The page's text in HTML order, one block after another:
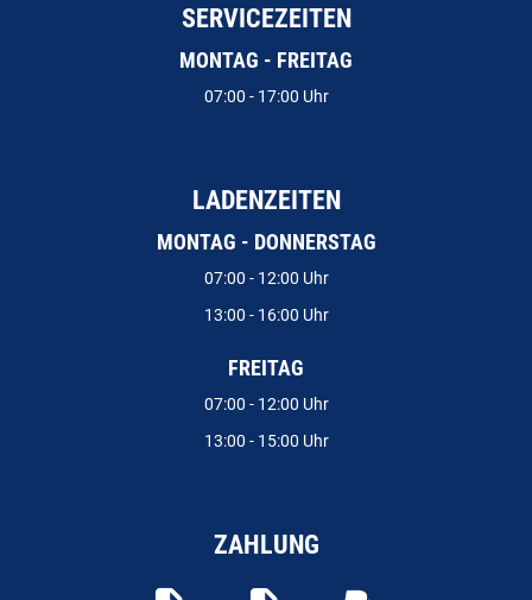
SERVICEZEITEN
MONTAG - FREITAG
07:00 - 17:00 Uhr
LADENZEITEN
MONTAG - DONNERSTAG
07:00 - 12:00 Uhr
13:00 - 16:00 Uhr
FREITAG
07:00 - 12:00 Uhr
13:00 - 15:00 Uhr
ZAHLUNG